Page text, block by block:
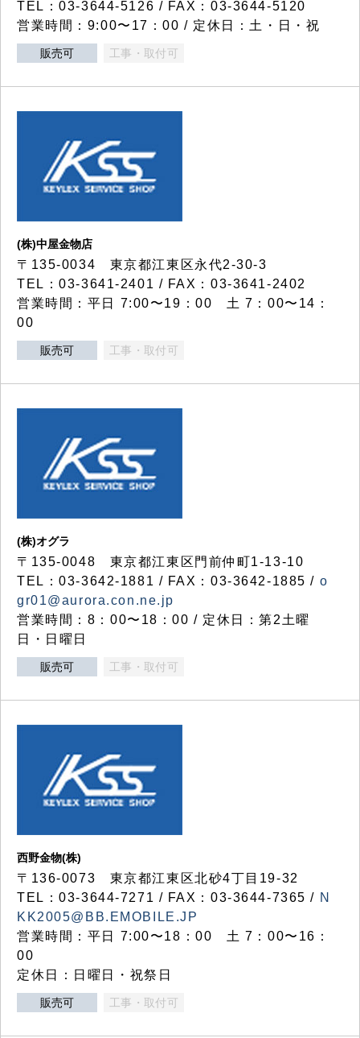
TEL：03-3644-5126 / FAX：03-3644-5120
営業時間：9:00〜17：00 / 定休日：土・日・祝
販売可 工事・取付可
(株)中屋金物店
〒135-0034 東京都江東区永代2-30-3
TEL：03-3641-2401 / FAX：03-3641-2402
営業時間：平日 7:00〜19：00 土 7：00〜14：
00
販売可 工事・取付可
(株)オグラ
〒135-0048 東京都江東区門前仲町1-13-10
TEL：03-3642-1881 / FAX：03-3642-1885 / o
gr01@aurora.con.ne.jp
営業時間：8：00〜18：00 / 定休日：第2土曜
日・日曜日
販売可 工事・取付可
西野金物(株)
〒136-0073 東京都江東区北砂4丁目19-32
TEL：03‐3644‐7271 / FAX：03-3644-7365 / N
KK2005@BB.EMOBILE.JP
営業時間：平日 7:00〜18：00 土 7：00〜16：
00
定休日：日曜日・祝祭日
販売可 工事・取付可